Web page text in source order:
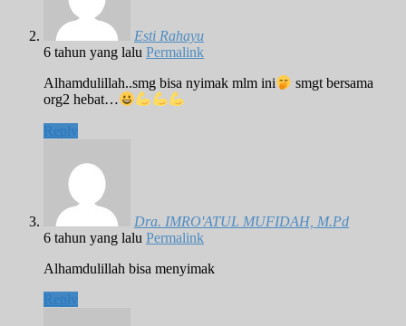
Esti Rahayu
6 tahun yang lalu Permalink
Alhamdulillah..smg bisa nyimak mlm ini
smgt bersama
org2 hebat…
Reply
Dra. IMRO'ATUL MUFIDAH, M.Pd
6 tahun yang lalu Permalink
Alhamdulillah bisa menyimak
Reply